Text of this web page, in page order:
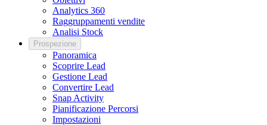
Analytics 360
Raggruppamenti vendite
Analisi Stock
Prospezione
Panoramica
Scoprire Lead
Gestione Lead
Convertire Lead
Snap Activity
Pianificazione Percorsi
Impostazioni